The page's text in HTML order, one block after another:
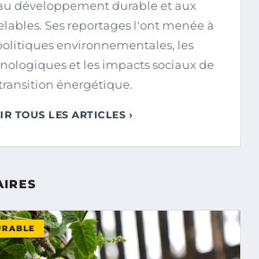
développement durable et aux
Ses reportages l'ont menée à
environnementales, les
et les impacts sociaux de
énergétique.
TOUS LES ARTICLES ›